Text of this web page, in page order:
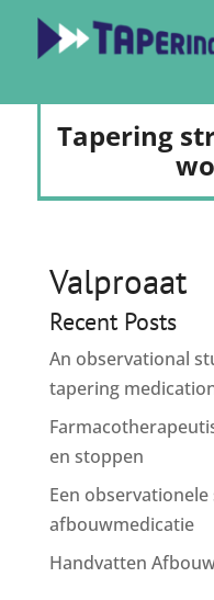
Tapering
Valproaat
Recent Posts
An observational
tapering
en stoppen
Een
afbouwmedicatie
Handvatten